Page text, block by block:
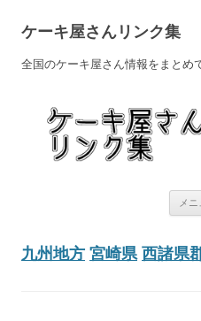
ケーキ屋さんリンク集
全国のケーキ屋さん情報をまとめ
メニ
九州地方 宮崎県 西諸県